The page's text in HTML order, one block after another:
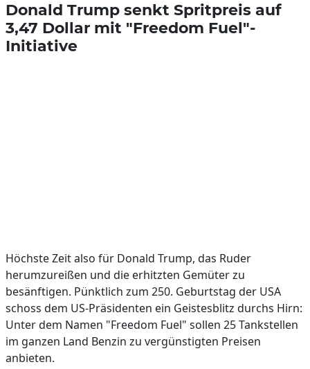
Donald Trump senkt Spritpreis auf
3,47 Dollar mit "Freedom Fuel"-
Initiative
Höchste Zeit also für Donald Trump, das Ruder
herumzureißen und die erhitzten Gemüter zu
besänftigen. Pünktlich zum 250. Geburtstag der USA
schoss dem US-Präsidenten ein Geistesblitz durchs Hirn:
Unter dem Namen "Freedom Fuel" sollen 25 Tankstellen
im ganzen Land Benzin zu vergünstigten Preisen
anbieten.